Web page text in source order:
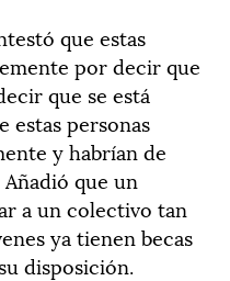
que estas
por decir que
que se está
estas personas
y habrían de
que un
a un colectivo tan
ya tienen becas
disposición.